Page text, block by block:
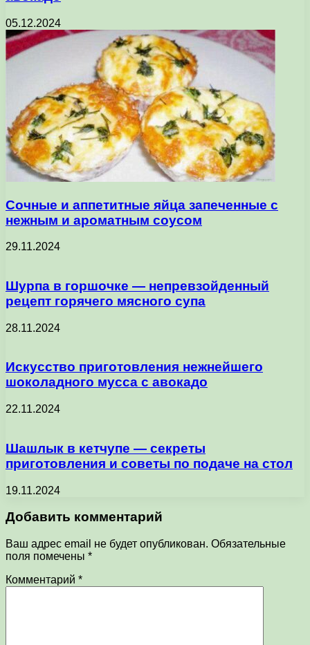
05.12.2024
Сочные и аппетитные яйца запеченные с
нежным и ароматным соусом
29.11.2024
Шурпа в горшочке — непревзойденный
рецепт горячего мясного супа
28.11.2024
Искусство приготовления нежнейшего
шоколадного мусса с авокадо
22.11.2024
Шашлык в кетчупе — секреты
приготовления и советы по подаче на стол
19.11.2024
Добавить комментарий
Ваш адрес email не будет опубликован. Обязательные
поля помечены *
Комментарий *